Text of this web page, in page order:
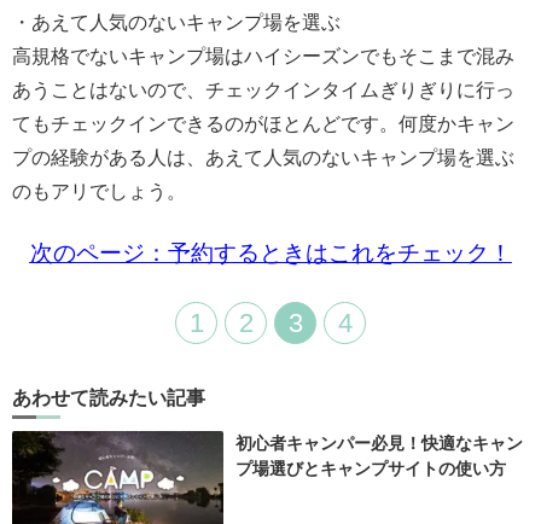
・あえて人気のないキャンプ場を選ぶ
高規格でないキャンプ場はハイシーズンでもそこまで混み
あうことはないので、チェックインタイムぎりぎりに行っ
てもチェックインできるのがほとんどです。何度かキャン
プの経験がある人は、あえて人気のないキャンプ場を選ぶ
のもアリでしょう。
次のページ：予約するときはこれをチェック！
1 2 3 4
あわせて読みたい記事
初心者キャンパー必見！快適なキャン
プ場選びとキャンプサイトの使い方